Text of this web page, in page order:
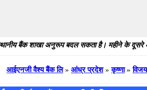
बैंक शाखा अनुरूप बदल सकता है। महीने के दूसरे
आईएनजी वैश्य बैंक लि » आंध्र प्रदेश » कृष्णा »